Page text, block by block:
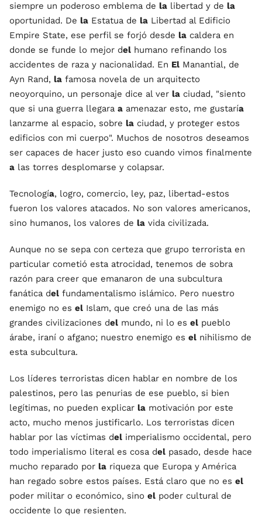
siempre un poderoso emblema de la libertad y de la
oportunidad. De la Estatua de la Libertad al Edificio
Empire State, ese perfil se forjó desde la caldera en
donde se funde lo mejor del humano refinando los
accidentes de raza y nacionalidad. En El Manantial, de
Ayn Rand, la famosa novela de un arquitecto
neoyorquino, un personaje dice al ver la ciudad, "siento
que si una guerra llegara a amenazar esto, me gustaría
lanzarme al espacio, sobre la ciudad, y proteger estos
edificios con mi cuerpo". Muchos de nosotros deseamos
ser capaces de hacer justo eso cuando vimos finalmente
a las torres desplomarse y colapsar.
Tecnología, logro, comercio, ley, paz, libertad-estos
fueron los valores atacados. No son valores americanos,
sino humanos, los valores de la vida civilizada.
Aunque no se sepa con certeza que grupo terrorista en
particular cometió esta atrocidad, tenemos de sobra
razón para creer que emanaron de una subcultura
fanática del fundamentalismo islámico. Pero nuestro
enemigo no es el Islam, que creó una de las más
grandes civilizaciones del mundo, ni lo es el pueblo
árabe, iraní o afgano; nuestro enemigo es el nihilismo de
esta subcultura.
Los líderes terroristas dicen hablar en nombre de los
palestinos, pero las penurias de ese pueblo, si bien
legítimas, no pueden explicar la motivación por este
acto, mucho menos justificarlo. Los terroristas dicen
hablar por las víctimas del imperialismo occidental, pero
todo imperialismo literal es cosa del pasado, desde hace
mucho reparado por la riqueza que Europa y América
han regado sobre estos países. Está claro que no es el
poder militar o económico, sino el poder cultural de
occidente lo que resienten.